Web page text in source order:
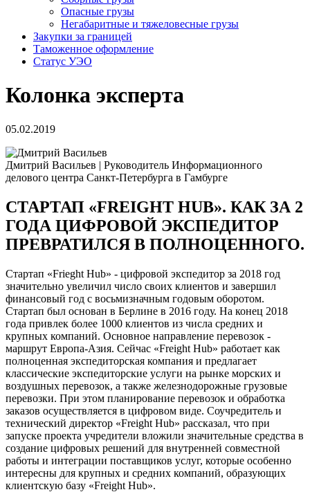
Опасные грузы
Негабаритные и тяжело­весные грузы
Закупки за границей
Таможенное оформление
Статус УЭО
Колонка эксперта
05.02.2019
Дмитрий Васильев | Руководитель Информационного
делового центра Санкт-Петербурга в Гамбурге
СТАРТАП «FREIGHT HUB». КАК ЗА 2
ГОДА ЦИФРОВОЙ ЭКСПЕДИТОР
ПРЕВРАТИЛСЯ В ПОЛНОЦЕННОГО.
Стартап «Frieght Hub» - цифровой экспедитор за 2018 год
значительно увеличил число своих клиентов и завершил
финансовый год с восьмизначным годовым оборотом.
Стартап был основан в Берлине в 2016 году. На конец 2018
года привлек более 1000 клиентов из числа средних и
крупных компаний. Основное направление перевозок -
маршрут Европа-Азия. Сейчас «Freight Hub» работает как
полноценная экспедиторская компания и предлагает
классические экспедиторские услуги на рынке морских и
воздушных перевозок, а также железнодорожные грузовые
перевозки. При этом планирование перевозок и обработка
заказов осуществляется в цифровом виде. Соучредитель и
технический директор «Freight Hub» рассказал, что при
запуске проекта учредители вложили значительные средства в
создание цифровых решений для внутренней совместной
работы и интеграции поставщиков услуг, которые особенно
интересны для крупных и средних компаний, образующих
клиентскую базу «Freight Hub».